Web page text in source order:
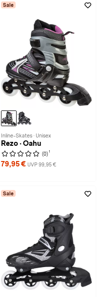
Sale
Inline-Skates · Unisex
Rezo · Oahu
(0) 1
79,95 € UVP 99,95 €
Sale